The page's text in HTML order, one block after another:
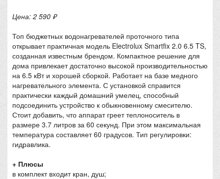
Цена: 2 590 ₽
Топ бюджетных водонагревателей проточного типа
открывает практичная модель Electrolux Smartfix 2.0 6.5 TS,
созданная известным брендом. Компактное решение для
дома привлекает достаточно высокой производительностью
на 6.5 кВт и хорошей сборкой. Работает на базе медного
нагревательного элемента. С установкой справится
практически каждый домашний умелец, способный
подсоединить устройство к обыкновенному смесителю.
Стоит добавить, что аппарат греет теплоноситель в
размере 3.7 литров за 60 секунд. При этом максимальная
температура составляет 60 градусов. Тип регулировки:
гидравлика.
+ Плюсы
в комплект входит кран, душ;